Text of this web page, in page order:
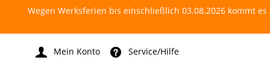
Wegen Werksferien bis einschließlich 03.08.2026 kommt
Mein Konto Service/Hilfe